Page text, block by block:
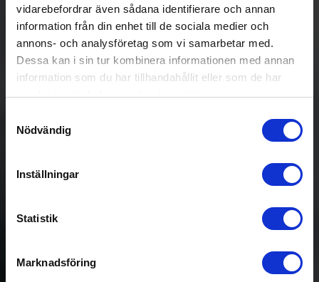
vidarebefordrar även sådana identifierare och annan
information från din enhet till de sociala medier och
annons- och analysföretag som vi samarbetar med.
Dessa kan i sin tur kombinera informationen med annan
information som du har tillhandahållit eller som de har
samlat in när du har använt deras tjänster.
Nödvändig
Inställningar
Statistik
Marknadsföring